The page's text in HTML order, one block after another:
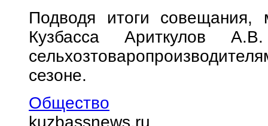
Подводя итоги совещания,
Кузбасса Ариткулов
сезоне.
Общество
kuzbassnews.ru